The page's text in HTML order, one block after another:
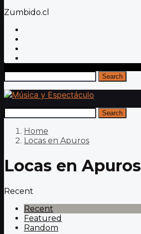
Zumbido.cl
Search
Search
Home
Locas en Apuros
Locas en Apuros
Recent
Recent
Featured
Random